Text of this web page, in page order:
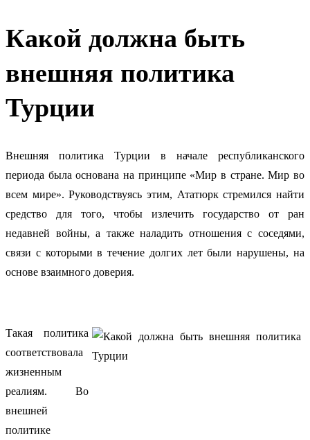
Какой должна быть
внешняя политика
Турции
Внешняя политика Турции в начале республиканского
периода была основана на принципе «Мир в стране. Мир во
всем мире».Руководствуясь этим, Ататюрк стремился найти
средство для того, чтобы излечить государство от ран
недавней войны, а также наладить отношения с соседями,
связи с которыми в течение долгих лет были нарушены, на
основе взаимного доверия.
Такая политика
соответствовала
жизненным
реалиям. Во
внешней
политике